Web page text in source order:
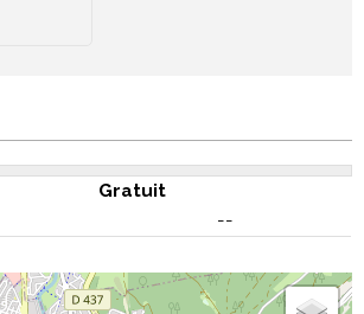
Gratuit
--